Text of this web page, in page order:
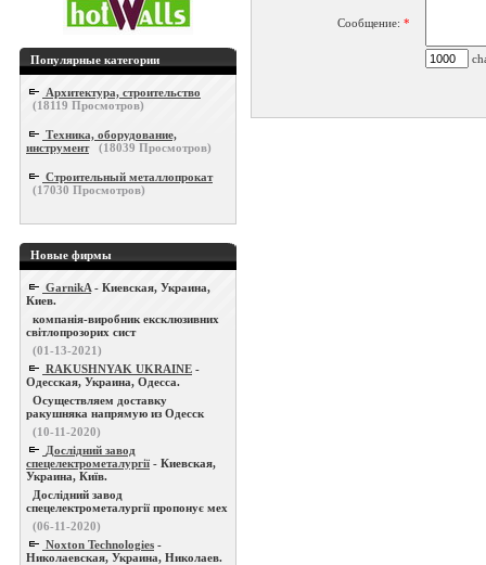
Популярные категории
Архитектура, строительство
(18119 Просмотров)
Техника, оборудование,
инструмент
(18039 Просмотров)
Строительный металлопрокат
(17030 Просмотров)
Новые фирмы
GarnikA - Киевская, Украина,
Киев.
компанія-виробник ексклюзивних
світлопрозорих сист
(01-13-2021)
RAKUSHNYAK UKRAINE -
Одесская, Украина, Одесса.
Осуществляем доставку
ракушняка напрямую из Одесск
(10-11-2020)
Дослідний завод
спецелектрометалургії - Киевская,
Украина, Київ.
Дослідний завод
спецелектрометалургії пропонує мех
(06-11-2020)
Noxton Technologies -
Николаевская, Украина, Николаев.
Сообщение: *